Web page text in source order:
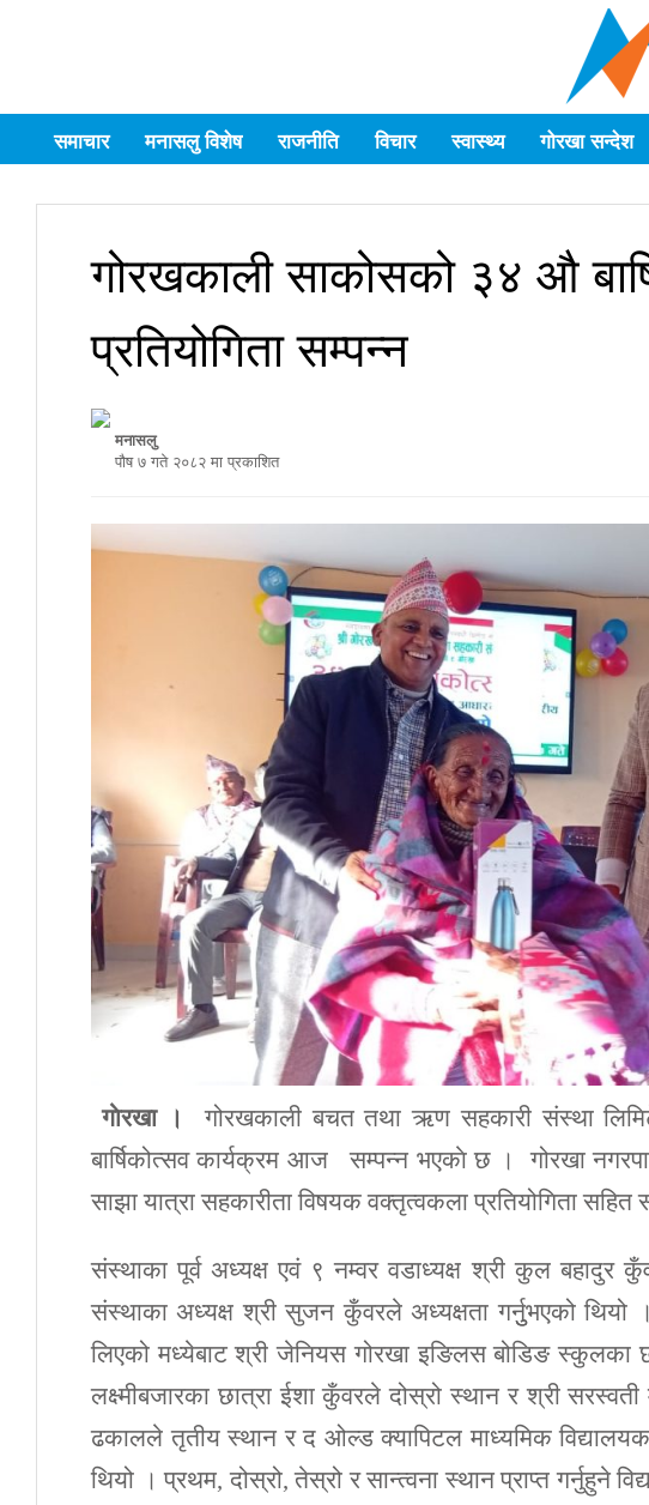
समाचार मनासलु विशेष राजनीति विचार स्वास्थ्य गोरखा सन्देश
गोरखकाली साकोसको ३४ औ
प्रतियोगिता सम्पन्न
मनासलु
पौष ७ गते २०८२ मा प्रकाशित
गाेरखा ।
गोरखकाली बचत तथा ऋण सहकारी संस्था
बार्षिकोत्सव कार्यक्रम आज सम्पन्न भएकाे छ । गोरखा
साझा यात्रा सहकारीता विषयक वक्तृत्वकला प्रतियोगिता
संस्थाका पूर्व अध्यक्ष एवं ९ नम्वर वडाध्यक्ष श्री कुल बहादुर
संस्थाका अध्यक्ष श्री सुजन कुँवरले अध्यक्षता गर्नुुभएको थियो ।
लिएको मध्येबाट श्री जेनियस गोरखा इङिलस बोडिङ स्कुलका
लक्ष्मीबजारका छात्रा ईशा कुँवरले दोस्रो स्थान र श्री
ढकालले तृतीय स्थान र द ओल्ड क्यापिटल माध्यमिक
थियो । प्रथम, दोस्रो, तेस्रो र सान्त्वना स्थान प्राप्त गर्नुहुने